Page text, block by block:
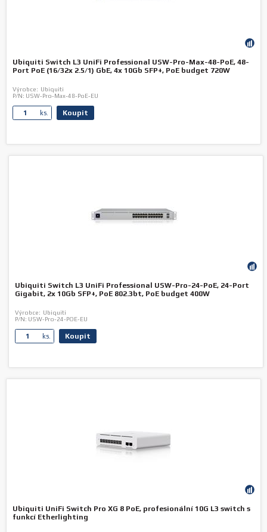
Ubiquiti Switch L3 UniFi Professional USW-Pro-Max-48-PoE, 48-
Port PoE (16/32x 2.5/1) GbE, 4x 10Gb SFP+, PoE budget 720W
Výrobce: Ubiquiti
P/N: USW-Pro-Max-48-PoE-EU
ks. Koupit
Ubiquiti Switch L3 UniFi Professional USW-Pro-24-PoE, 24-Port
Gigabit, 2x 10Gb SFP+, PoE 802.3bt, PoE budget 400W
Výrobce: Ubiquiti
P/N: USW-Pro-24-POE-EU
ks. Koupit
Ubiquiti UniFi Switch Pro XG 8 PoE, profesionální 10G L3 switch s
funkcí Etherlighting